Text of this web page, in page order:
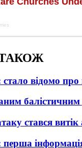
відомо
стався витік